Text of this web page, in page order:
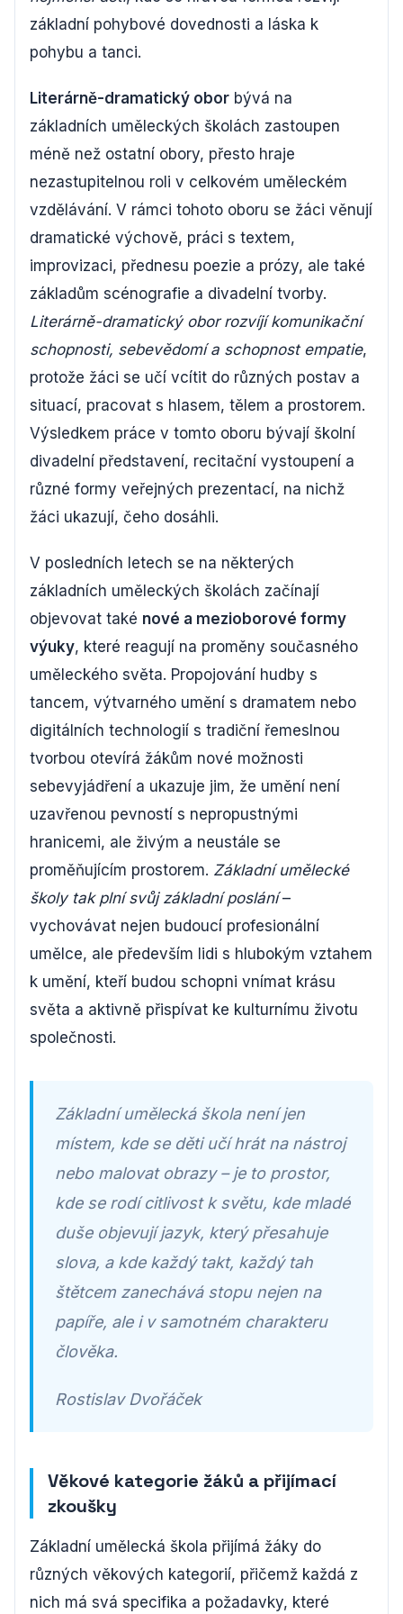
základní pohybové dovednosti a láska k
pohybu a tanci.
Literárně-dramatický obor bývá na
základních uměleckých školách zastoupen
méně než ostatní obory, přesto hraje
nezastupitelnou roli v celkovém uměleckém
vzdělávání. V rámci tohoto oboru se žáci věnují
dramatické výchově, práci s textem,
improvizaci, přednesu poezie a prózy, ale také
základům scénografie a divadelní tvorby.
Literárně-dramatický obor rozvíjí komunikační
schopnosti, sebevědomí a schopnost empatie,
protože žáci se učí vcítit do různých postav a
situací, pracovat s hlasem, tělem a prostorem.
Výsledkem práce v tomto oboru bývají školní
divadelní představení, recitační vystoupení a
různé formy veřejných prezentací, na nichž
žáci ukazují, čeho dosáhli.
V posledních letech se na některých
základních uměleckých školách začínají
objevovat také nové a mezioborové formy
výuky, které reagují na proměny současného
uměleckého světa. Propojování hudby s
tancem, výtvarného umění s dramatem nebo
digitálních technologií s tradiční řemeslnou
tvorbou otevírá žákům nové možnosti
sebevyjádření a ukazuje jim, že umění není
uzavřenou pevností s nepropustnými
hranicemi, ale živým a neustále se
proměňujícím prostorem. Základní umělecké
školy tak plní svůj základní poslání–
vychovávat nejen budoucí profesionální
umělce, ale především lidi s hlubokým vztahem
k umění, kteří budou schopni vnímat krásu
světa a aktivně přispívat ke kulturnímu životu
společnosti.
Základní umělecká škola není jen
místem, kde se děti učí hrát na nástroj
nebo malovat obrazy – je to prostor,
kde se rodí citlivost k světu, kde mladé
duše objevují jazyk, který přesahuje
slova, a kde každý takt, každý tah
štětcem zanechává stopu nejen na
papíře, ale i v samotném charakteru
člověka.
Rostislav Dvořáček
Věkové kategorie žáků a přijímací
zkoušky
Základní umělecká škola přijímá žáky do
různých věkových kategorií, přičemž každá z
nich má svá specifika a požadavky, které